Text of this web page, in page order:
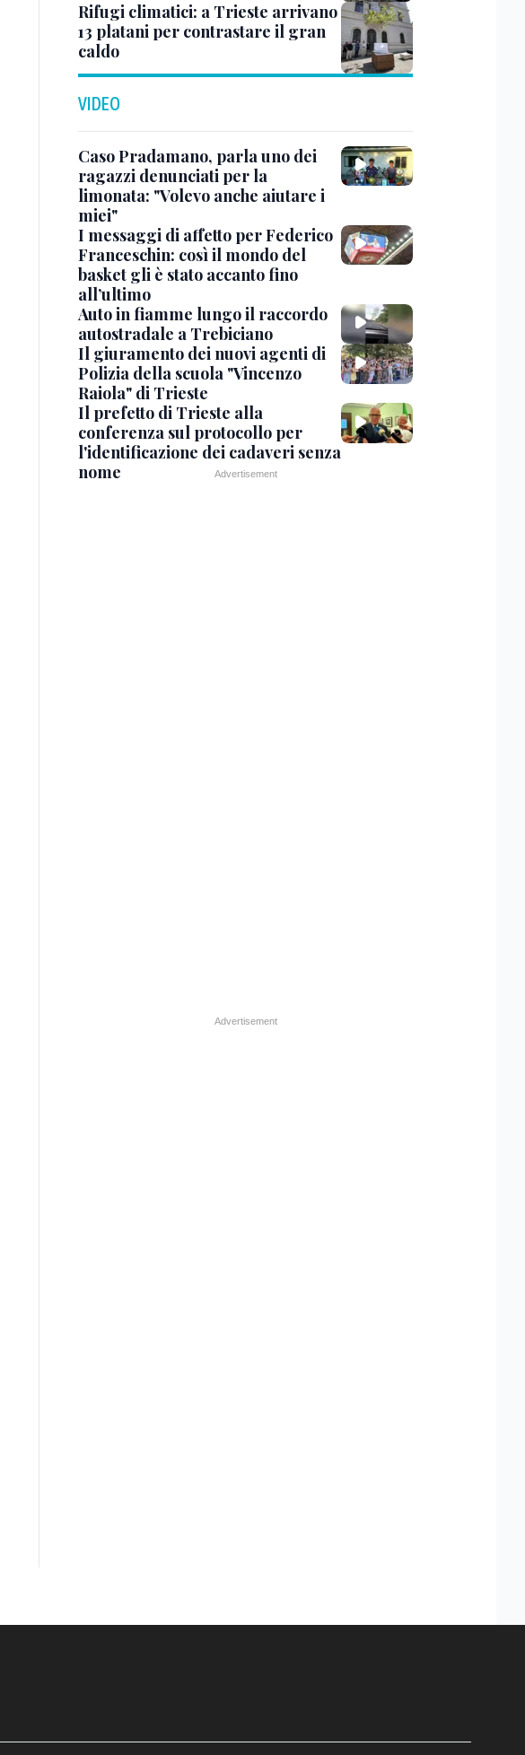
Rifugi climatici: a Trieste arrivano
13 platani per contrastare il gran
caldo
VIDEO
Caso Pradamano, parla uno dei
ragazzi denunciati per la
limonata: "Volevo anche aiutare i
miei"
I messaggi di affetto per Federico
Franceschin: così il mondo del
basket gli è stato accanto fino
all’ultimo
Auto in fiamme lungo il raccordo
autostradale a Trebiciano
Il giuramento dei nuovi agenti di
Polizia della scuola "Vincenzo
Raiola" di Trieste
Il prefetto di Trieste alla
conferenza sul protocollo per
l'identificazione dei cadaveri senza
nome